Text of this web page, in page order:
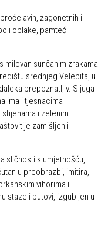
zagonetnih i
i oblake, pamteći
milovan sunčanim zrakama
srednjeg Velebita, u
prepoznatljiv. S juga
i tjesnacima
i zelenim
zamišljen i
sličnosti s umjetnošću,
u preobrazbi, imitira,
vihorima i
staze i putovi, izgubljen u